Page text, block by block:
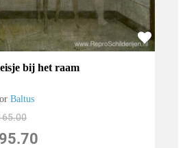
bij het raam
Baltus
95.70